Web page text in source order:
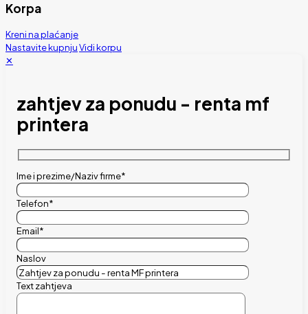
Korpa
Kreni na plaćanje
Nastavite kupnjuVidi korpu
✕
zahtjev za ponudu - renta mf
printera
Ime i prezime/Naziv firme*
Telefon*
Email*
Naslov
Text zahtjeva